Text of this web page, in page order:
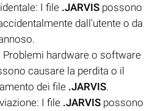
I file .JARVIS possono
dall'utente o da
hardware o software
causare la perdita o il
dei file .JARVIS.
I file .JARVIS possono